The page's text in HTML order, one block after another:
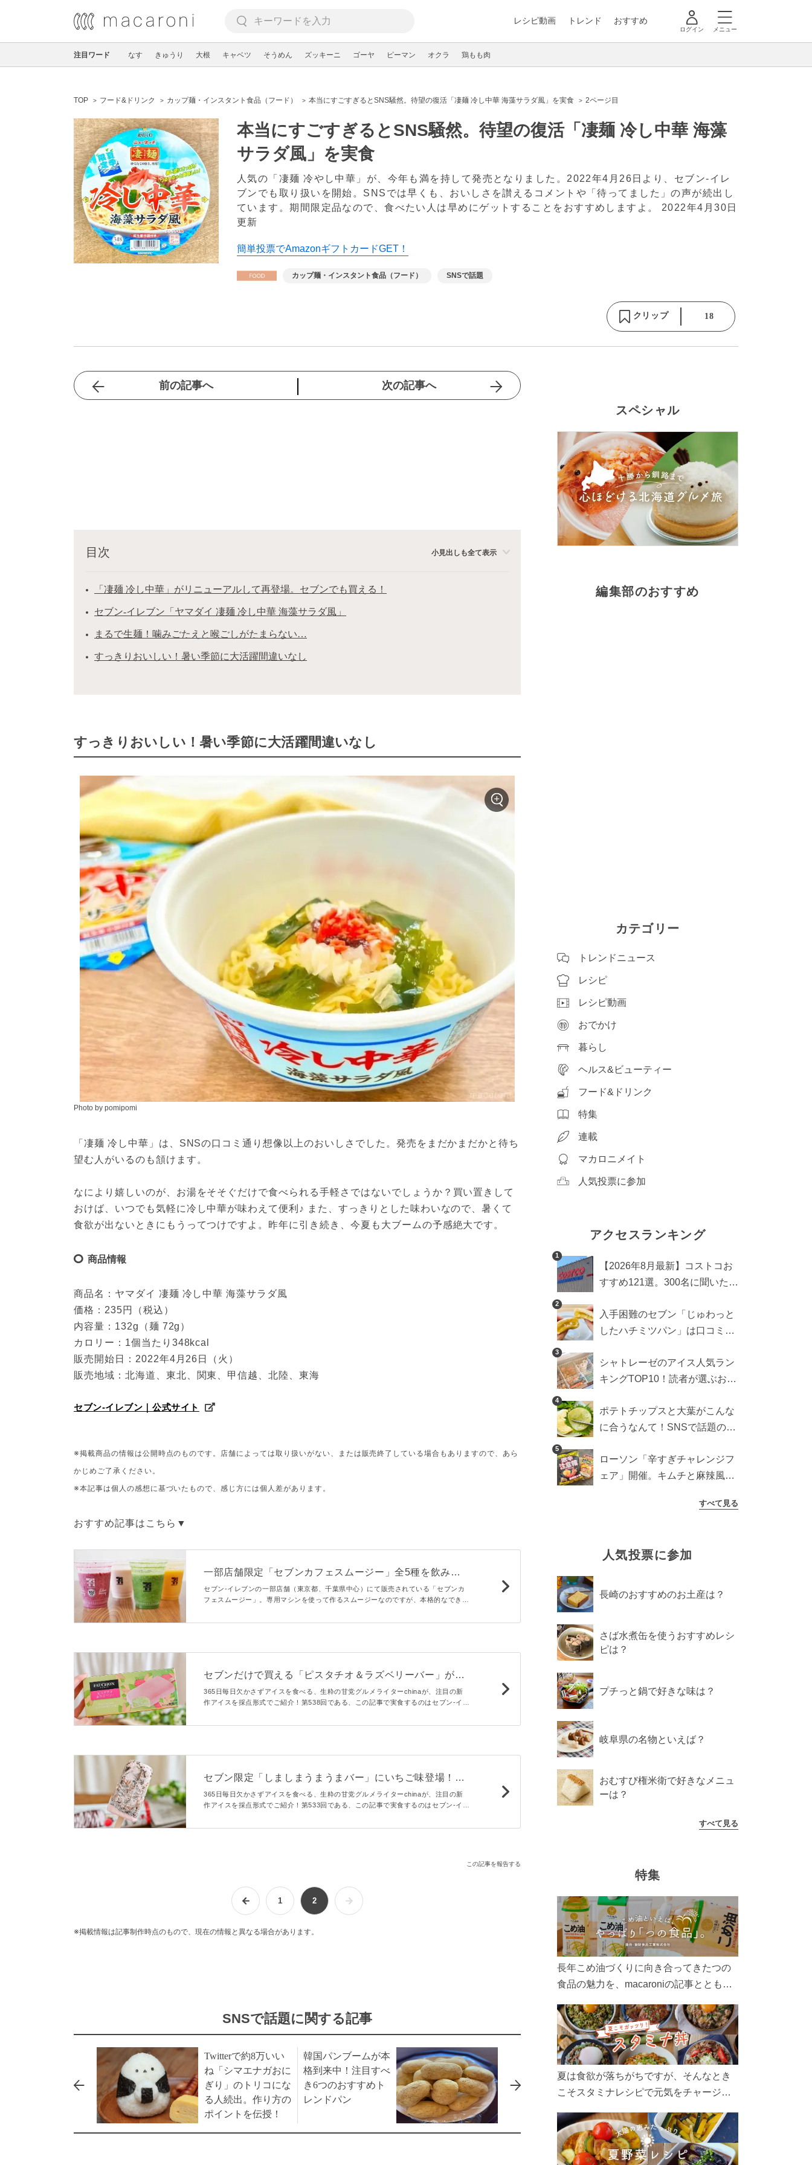
レシピ動画 トレンド おすすめ
ログイン メニュー
注目ワード なす きゅうり 大根 キャベツ そうめん ズッキーニ ゴーヤ ピーマン オクラ 鶏もも肉
TOP フード&ドリンク カップ麺・インスタント食品（フード） 本当にすごすぎるとSNS騒然。待望の復活「凄麺 冷し中華 海藻サラダ風」を実食 2ページ目
本当にすごすぎるとSNS騒然。待望の復活「凄麺 冷し中華 海藻
サラダ風」を実食
人気の「凄麺 冷やし中華」が、今年も満を持して発売となりました。2022年4月26日より、セブン-イレ
ブンでも取り扱いを開始。SNSでは早くも、おいしさを讃えるコメントや「待ってました」の声が続出し
ています。期間限定品なので、食べたい人は早めにゲットすることをおすすめしますよ。 2022年4月30日
更新
簡単投票でAmazonギフトカードGET！
カップ麺・インスタント食品（フード） SNSで話題
クリップ 18
前の記事へ 次の記事へ
目次 小見出しも全て表示
「凄麺 冷し中華」がリニューアルして再登場。セブンでも買える！
セブン-イレブン「ヤマダイ 凄麺 冷し中華 海藻サラダ風」
まるで生麺！噛みごたえと喉ごしがたまらない…
すっきりおいしい！暑い季節に大活躍間違いなし
すっきりおいしい！暑い季節に大活躍間違いなし
Photo by pomipomi
「凄麺 冷し中華」は、SNSの口コミ通り想像以上のおいしさでした。発売をまだかまだかと待ち
望む人がいるのも頷けます。
なにより嬉しいのが、お湯をそそぐだけで食べられる手軽さではないでしょうか？買い置きして
おけば、いつでも気軽に冷し中華が味わえて便利♪ また、すっきりとした味わいなので、暑くて
食欲が出ないときにもうってつけですよ。昨年に引き続き、今夏も大ブームの予感絶大です。
商品情報
商品名：ヤマダイ 凄麺 冷し中華 海藻サラダ風
価格：235円（税込）
内容量：132g（麺 72g）
カロリー：1個当たり348kcal
販売開始日：2022年4月26日（火）
販売地域：北海道、東北、関東、甲信越、北陸、東海
セブン-イレブン｜公式サイト
※掲載商品の情報は公開時点のものです。店舗によっては取り扱いがない、または販売終了している場合もありますので、あら
かじめご了承ください。
※本記事は個人の感想に基づいたもので、感じ方には個人差があります。
おすすめ記事はこちら▼
一部店舗限定「セブンカフェスムージー」全5種を飲み比
べ！専門店並みのクオリティに感動 - macaroni
セブン-イレブンの一部店舗（東京都、千葉県中心）にて販売されている「セブンカ
フェスムージー」。専用マシンを使って作るスムージーなのですが、本格的なできた
てみたので気になる味わいをたっぷりとご紹介します。
セブンだけで買える「ピスタチオ＆ラズベリーバー」が上
品すぎた。フォンションの味を手軽に堪能できる【365日
アイス女子】 - macaroni
365日毎日欠かさずアイスを食べる、生粋の甘党グルメライターchinaが、注目の新
作アイスを採点形式でご紹介！第538回である、この記事で実食するのはセブン-イレ
しいポイントまで、本音でお届けします。
セブン限定「しましまうまうまバー」にいちご味登場！パ
リパリ食感がやっぱりクセになる…【365日アイス女子】 -
macaroni
365日毎日欠かさずアイスを食べる、生粋の甘党グルメライターchinaが、注目の新
作アイスを採点形式でご紹介！第533回である、この記事で実食するのはセブン-イレ
しいポイントまで、本音でお届けします。
この記事を報告する
1 2
※掲載情報は記事制作時点のもので、現在の情報と異なる場合があります。
SNSで話題に関する記事
Twitterで約8万いい
ね「シマエナガおに
ぎり」のトリコにな
る人続出。作り方の
ポイントを伝授！
韓国パンブームが本
格到来中！注目すべ
き6つのおすすめト
レンドパン
スペシャル
編集部のおすすめ
カテゴリー
トレンドニュース
レシピ
レシピ動画
おでかけ
暮らし
ヘルス&ビューティー
フード&ドリンク
特集
連載
マカロニメイト
人気投票に参加
アクセスランキング
1
【2026年8月最新】コストコお
すすめ121選。300名に聞いた買
め商品も
2
入手困難のセブン「じゅわっと
したハチミツパン」は口コミ通
検証
3
シャトレーゼのアイス人気ラン
キングTOP10！読者が選ぶおす
4
ポテトチップスと大葉がこんな
に合うなんて！SNSで話題の食
5
ローソン「辛すぎチャレンジフ
ェア」開催。キムチと麻辣風の
すべて見る
人気投票に参加
長崎のおすすめのお土産は？
さば水煮缶を使うおすすめレシ
ピは？
プチっと鍋で好きな味は？
岐阜県の名物といえば？
おむすび権米衛で好きなメニュ
ーは？
すべて見る
特集
長年こめ油づくりに向き合ってきたつの
食品の魅力を、macaroniの記事とともに
ん、製造現場や品質へのこだわりまで。
こめ油をもっと好きになるコンテンツを
ぜひお楽しみください。
夏は食欲が落ちがちですが、そんなとき
こそスタミナレシピで元気をチャージ！
リ食べて、夏バテを吹き飛ばしましょ
う！